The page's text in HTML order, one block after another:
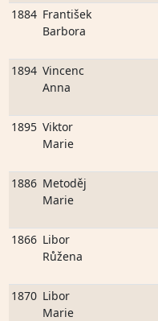
1884 František
Barbora
1894 Vincenc
Anna
1895 Viktor
Marie
1886 Metoděj
Marie
1866 Libor
Růžena
1870 Libor
Marie